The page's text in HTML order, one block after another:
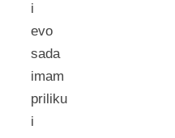
i
evo
sada
imam
priliku
i